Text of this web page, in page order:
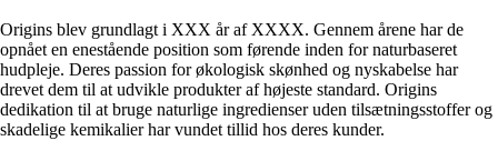
Origins blev grundlagt i XXX år af XXXX. Gennem årene har de
opnået en enestående position som førende inden for naturbaseret
hudpleje. Deres passion for økologisk skønhed og nyskabelse har
drevet dem til at udvikle produkter af højeste standard. Origins
dedikation til at bruge naturlige ingredienser uden tilsætningsstoffer og
skadelige kemikalier har vundet tillid hos deres kunder.